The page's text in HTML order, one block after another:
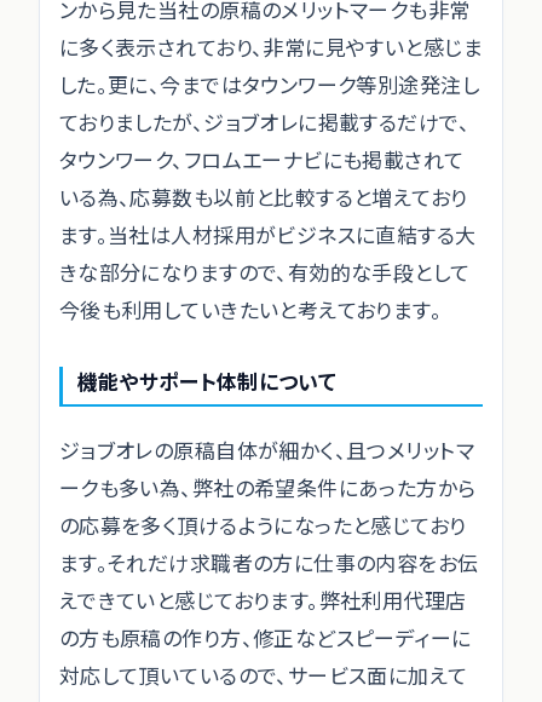
ンから見た当社の原稿のメリットマークも非常
に多く表示されており、非常に見やすいと感じま
した。更に、今まではタウンワーク等別途発注し
ておりましたが、ジョブオレに掲載するだけで、
タウンワーク、フロムエーナビにも掲載されて
いる為、応募数も以前と比較すると増えており
ます。当社は人材採用がビジネスに直結する大
きな部分になりますので、有効的な手段として
今後も利用していきたいと考えております。
機能やサポート体制について
ジョブオレの原稿自体が細かく、且つメリットマ
ークも多い為、弊社の希望条件にあった方から
の応募を多く頂けるようになったと感じており
ます。それだけ求職者の方に仕事の内容をお伝
えできていと感じております。弊社利用代理店
の方も原稿の作り方、修正などスピーディーに
対応して頂いているので、サービス面に加えて